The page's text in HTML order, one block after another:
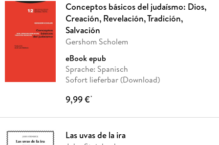
Conceptos básicos del judaísmo: Dios,
Creación, Revelación, Tradición,
Salvación
Gershom Scholem
eBook epub
Sprache: Spanisch
Sofort lieferbar (Download)
9,99 €*
Las uvas de la ira